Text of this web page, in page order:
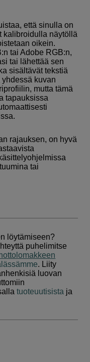
että sinulla on
kalibroidulla näytöllä
oikein.
tai Adobe RGB:n,
tai lähettää sen
sisältävät tekstiä
kuvan
mutta tämä
tapauksissa
rajauksen, on hyvä
tai
löytämiseen?
puhelimitse
. Liity
luovan
tuoteuutisista ja